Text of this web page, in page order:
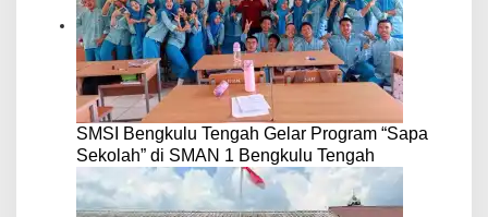
SMSI Bengkulu Tengah Gelar Program “Sapa
Sekolah” di SMAN 1 Bengkulu Tengah